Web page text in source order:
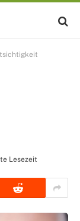
Lesezeit